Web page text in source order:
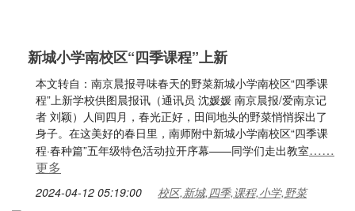
新城小学南校区“四季课程”上新
本文转自：南京晨报寻味春天的野菜新城小学南校区“四季课
程”上新学校供图晨报讯（通讯员 沈媛媛 南京晨报/爱南京记
者 刘颖）人间四月，春光正好，田间地头的野菜悄悄探出了
身子。在这美好的春日里，南师附中新城小学南校区“四季课
程·春种篇”五年级特色活动拉开序幕——同学们走出教室……
更多
2024-04-12 05:19:00 校区,新城,四季,课程,小学,野菜